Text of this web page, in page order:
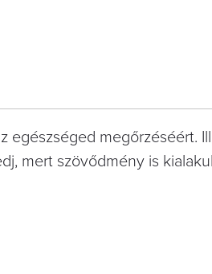
megőrzéséért.
mert szövődmény is